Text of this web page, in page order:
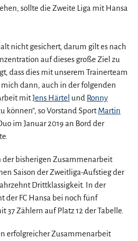
sollte die Zweite Liga mit Hansa
nicht gesichert, darum gilt es nach
auf dieses große Ziel zu
dass dies mit unserem Trainerteam
dann, auch in der folgenden
mitJens Härtel und Ronny
können“, so Vorstand SportMartin
im Januar 2019 an Bord der
der bisherigen Zusammenarbeit
Saison der Zweitliga-Aufstieg der
Drittklassigkeit. In der
der FC Hansa bei noch fünf
37 Zählern auf Platz 12 der Tabelle.
erfolgreicher Zusammenarbeit